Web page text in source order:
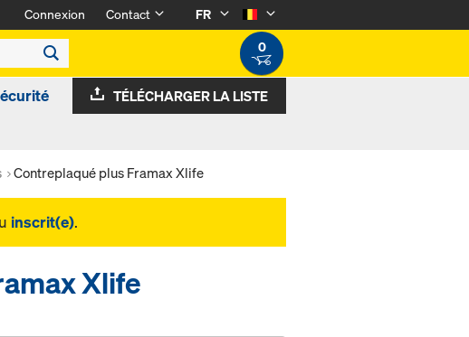
Connexion Contact
FR
0
TÉLÉCHARGER LA LISTE
Contreplaqué plus Framax Xlife
inscrit(e).
Xlife